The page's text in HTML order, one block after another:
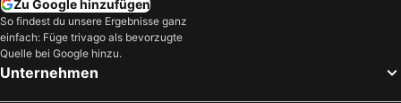
B&B HOTEL Bolzano
Hotel La Perla
Falkensteiner Hotel Antholz
Caravel Bike Hotel
Four Points by Sheraton Bolzano
Zu Google hinzufügen
So findest du unsere Ergebnisse ganz
einfach: Füge trivago als bevorzugte
Quelle bei Google hinzu.
Unternehmen